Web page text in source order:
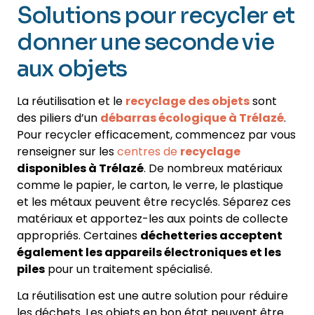
Solutions pour recycler et
donner une seconde vie
aux objets
La réutilisation et le recyclage des objetssont
des piliers d’un débarras écologique à Trélazé.
Pour recycler efficacement, commencez par vous
renseigner sur lescentres de recyclage
disponibles à Trélazé. De nombreux matériaux
comme le papier, le carton, le verre, le plastique
et les métaux peuvent être recyclés. Séparez ces
matériaux et apportez-les aux points de collecte
appropriés. Certaines déchetteries acceptent
également les appareils électroniques et les
piles pour un traitement spécialisé.
La réutilisation est une autre solution pour réduire